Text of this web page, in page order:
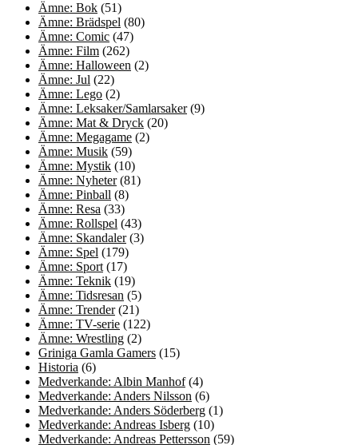
Ämne: Bok (51)
Ämne: Brädspel (80)
Ämne: Comic (47)
Ämne: Film (262)
Ämne: Halloween (2)
Ämne: Jul (22)
Ämne: Lego (2)
Ämne: Leksaker/Samlarsaker(9)
Ämne: Mat & Dryck (20)
Ämne: Megagame (2)
Ämne: Musik (59)
Ämne: Mystik (10)
Ämne: Nyheter(81)
Ämne: Pinball (8)
Ämne: Resa (33)
Ämne: Rollspel (43)
Ämne: Skandaler(3)
Ämne: Spel (179)
Ämne: Sport (17)
Ämne: Teknik (19)
Ämne: Tidsresan (5)
Ämne: Trender(21)
Ämne: TV-serie (122)
Ämne: Wrestling (2)
Griniga Gamla Gamers (15)
Historia (6)
Medverkande: Albin Manhof(4)
Medverkande: Anders Nilsson (6)
Medverkande: Anders Söderberg (1)
Medverkande: Andreas Isberg (10)
Medverkande: Andreas Pettersson (59)